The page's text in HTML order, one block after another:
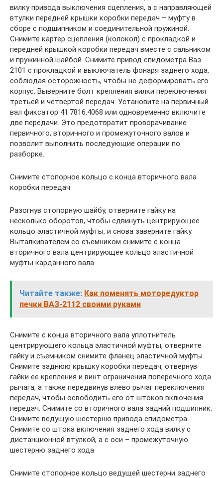
вилку привода выключения сцепления, а с направляющей
втулки передней крышки коробки передач – муфту в
сборе с подшипником и соединительной пружиной.
Снимите картер сцепления (колокол) с прокладкой и
передней крышкой коробки передач вместе с сальником
и пружинной шайбой. Снимите привод спидометра Ваз
2101 с прокладкой и выключатель фонаря заднего хода,
соблюдая осторожность, чтобы не деформировать его
корпус. Выверните болт крепления вилки переключения
третьей и четвертой передач. Установите на первичный
вал фиксатор 41.7816.4068 или одновременно включите
две передачи. Это предотвратит проворачивание
первичного, вторичного и промежуточного валов и
позволит выполнить последующие операции по
разборке.
Снимите стопорное кольцо с конца вторичного вала
коробки передач
Разогнув стопорную шайбу, отверните гайку на
несколько оборотов, чтобы сдвинуть центрирующее
кольцо эластичной муфты, и снова заверните гайку.
Выталкивателем со съемником снимите с конца
вторичного вала центрирующее кольцо эластичной
муфты карданного вала
Читайте также: Как поменять моторедуктор
печки ВАЗ-2112 своими руками
Снимите с конца вторичного вала уплотнитель
центрирующего кольца эластичной муфты, отверните
гайку и съемником снимите фланец эластичной муфты.
Снимите заднюю крышку коробки передач, отвернув
гайки ее крепления и винт ограничения поперечного хода
рычага, а также передвинув влево рычаг переключения
передач, чтобы освободить его от штоков включения
передач. Снимите со вторичного вала задний подшипник.
Снимите ведущую шестерню привода спидометра.
Снимите со штока включения заднего хода вилку с
дистанционной втулкой, а с оси – промежуточную
шестерню заднего хода
Снимите стопорное кольцо ведущей шестерни заднего